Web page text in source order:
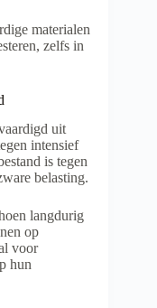
materialen
zelfs in
uit
intensief
is tegen
belasting.
langdurig
op
voor
hun